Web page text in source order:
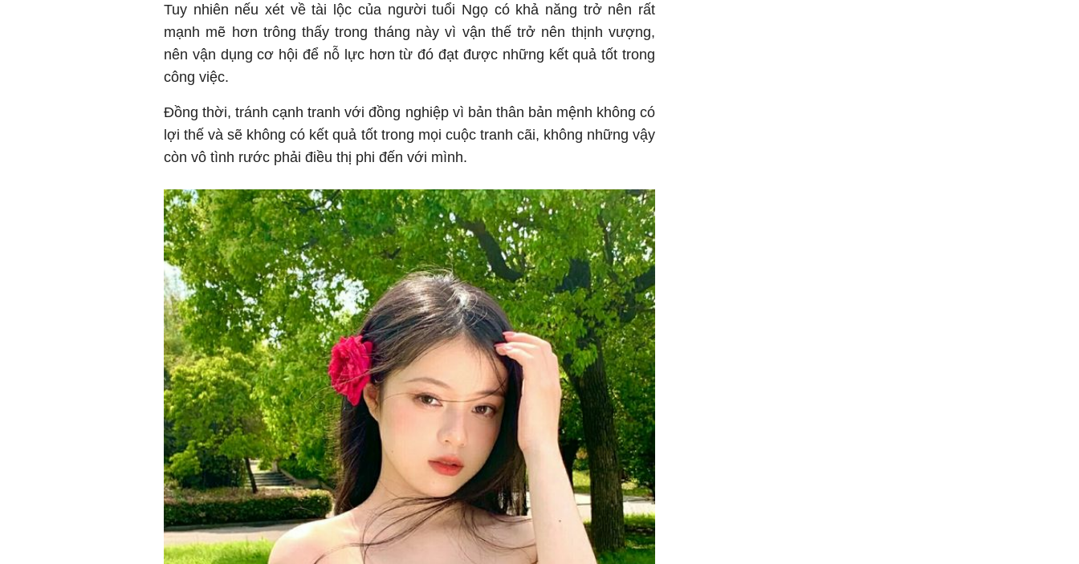
Tuy nhiên nếu xét về tài lộc của người tuổi Ngọ có khả năng trở nên rất
mạnh mẽ hơn trông thấy trong tháng này vì vận thế trở nên thịnh vượng,
nên vận dụng cơ hội để nỗ lực hơn từ đó đạt được những kết quả tốt trong
công việc.
Đồng thời, tránh cạnh tranh với đồng nghiệp vì bản thân bản mệnh không có
lợi thế và sẽ không có kết quả tốt trong mọi cuộc tranh cãi, không những vậy
còn vô tình rước phải điều thị phi đến với mình.